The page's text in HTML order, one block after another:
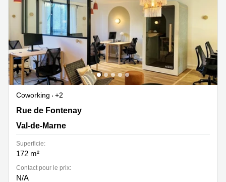
Coworking
+2
Rue de Fontenay 16, Val-de-Marne
Rue de Fontenay
Val-de-Marne
Superficie:
172 m²
Contact pour le prix:
N/A